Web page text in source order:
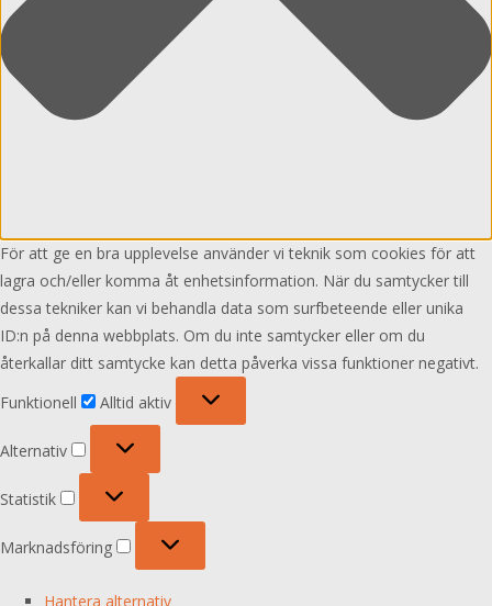
För att ge en bra upplevelse använder vi teknik som cookies för att
lagra och/eller komma åt enhetsinformation. När du samtycker till
dessa tekniker kan vi behandla data som surfbeteende eller unika
ID:n på denna webbplats. Om du inte samtycker eller om du
återkallar ditt samtycke kan detta påverka vissa funktioner negativt.
Funktionell
Alltid aktiv
Alternativ
Statistik
Marknadsföring
Hantera alternativ